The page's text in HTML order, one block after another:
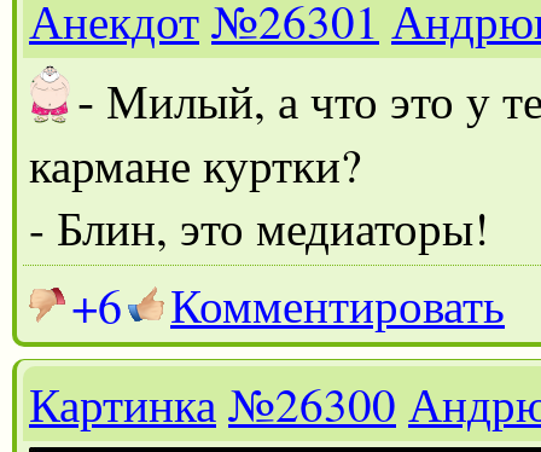
Анекдот№26301
- Милый, а что это у
кармане куртки?
- Блин, это медиаторы!
+6
Комментировать
Картинка№26300